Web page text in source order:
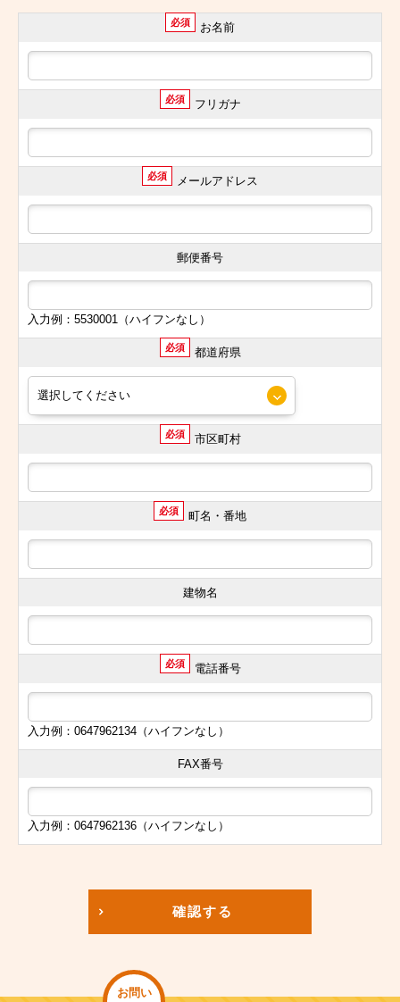
必須 お名前
必須 フリガナ
必須 メールアドレス
郵便番号
入力例：5530001（ハイフンなし）
必須 都道府県
必須 市区町村
必須 町名・番地
建物名
必須 電話番号
入力例：0647962134（ハイフンなし）
FAX番号
入力例：0647962136（ハイフンなし）
確認する
お問い